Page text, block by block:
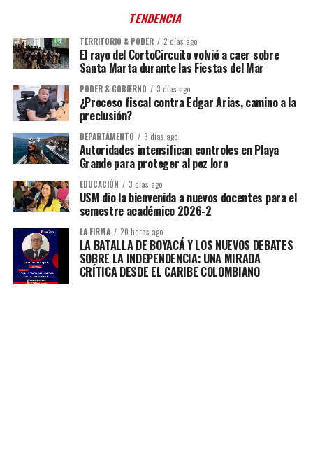
TENDENCIA
TERRITORIO & PODER 2 días ago
El rayo del CortoCircuito volvió a caer sobre
Santa Marta durante las Fiestas del Mar
PODER & GOBIERNO 3 días ago
¿Proceso fiscal contra Edgar Arias, camino a la
preclusión?
DEPARTAMENTO 3 días ago
Autoridades intensifican controles en Playa
Grande para proteger al pez loro
EDUCACIÓN 3 días ago
USM dio la bienvenida a nuevos docentes para el
semestre académico 2026-2
LA FIRMA 20 horas ago
LA BATALLA DE BOYACÁ Y LOS NUEVOS DEBATES
SOBRE LA INDEPENDENCIA: UNA MIRADA
CRÍTICA DESDE EL CARIBE COLOMBIANO